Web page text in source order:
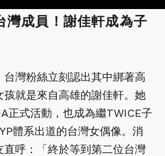
灣成員！謝佳軒成為子
灣粉絲立刻認出其中綁著高
孩就是來自高雄的謝佳軒。她
正式活動，也成為繼TWICE子
體系出道的台灣女偶像。消
直呼：「終於等到第二位台灣